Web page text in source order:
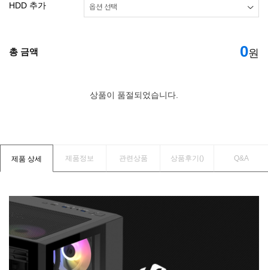
HDD 추가
총 금액 0원
상품이 품절되었습니다.
제품 상세 제품정보 관련상품 상품후기() Q&A